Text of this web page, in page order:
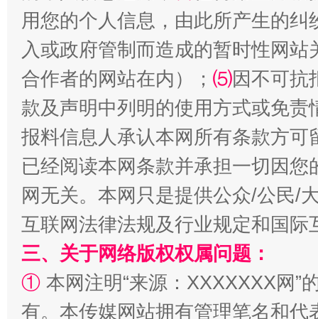
阿坝州三大球赛在茂县开幕 规模
用您的个人信息，由此所产生的纠
入或政府管制而造成的暂时性网
合作者的网站在内）； ⑸因不可抗
款及声明中列明的使用方式或免责
报料信息人承认本网所有条款方
已经阅读本网条款并承担一切因
网无关。本网只是提供公众/公民/
互联网法律法规及行业规定和国
三、关于网络版权权属问题：
① 本网注明“来源：XXXXXXX网”
有。本传媒网站拥有管理笔名和